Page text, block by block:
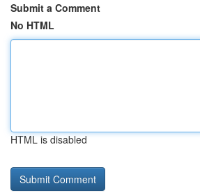
Submit a Comment
No HTML
HTML is disabled